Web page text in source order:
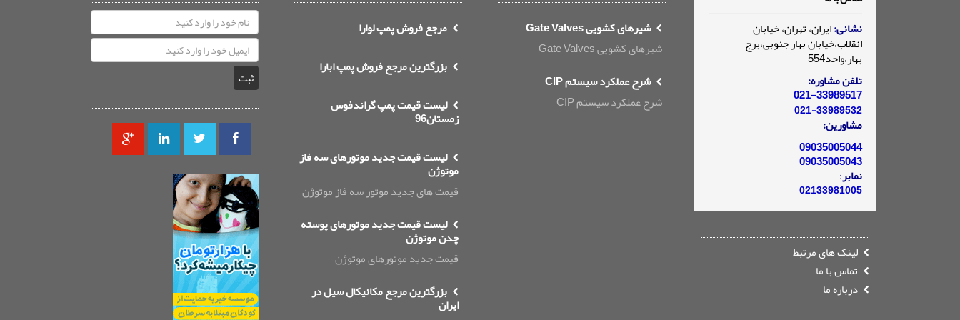
نشانی:ایران، تهران، خیابان
انقلاب،خیابان بهار جنوبی،برج
بهار،واحد554
تلفن مشاوره:
021-33989517
021-33989532
مشاورین:
09035005044
09035005043
نمابر:
02133981005
لینک های مرتبط
تماس با ما
درباره ما
شیرهای کشویی Gate Valves
شیرهای کشویی Gate Valves
شرح عملکرد سیستم CIP
شرح عملکرد سیستم CIP
مرجع فروش پمپ لوارا
بزرگترین مرجع فروش پمپ ابارا
لیست قیمت پمپ گراندفوس
زمستان96
لیست قیمت جدید موتورهای سه فاز
موتوژن
قیمت های جدید موتور سه فاز موتوژن
لیست قیمت جدید موتورهای پوسته
چدن موتوژن
قیمت جدید موتورهای موتوژن
بزرگترین مرجع مکانیکال سیل در
ایران
ثبت